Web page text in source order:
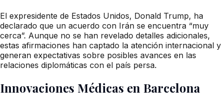
El expresidente de Estados Unidos, Donald Trump, ha
declarado que un acuerdo con Irán se encuentra “muy
cerca”. Aunque no se han revelado detalles adicionales,
estas afirmaciones han captado la atención internacional y
generan expectativas sobre posibles avances en las
relaciones diplomáticas con el país persa.
Innovaciones Médicas en Barcelona